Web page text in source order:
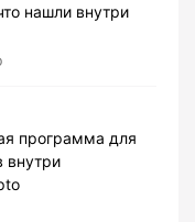
нашли внутри
программа для
внутри